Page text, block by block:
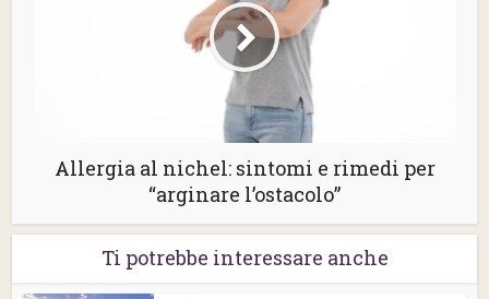
Allergia al nichel: sintomi e rimedi per
“arginare l’ostacolo”
Ti potrebbe interessare anche